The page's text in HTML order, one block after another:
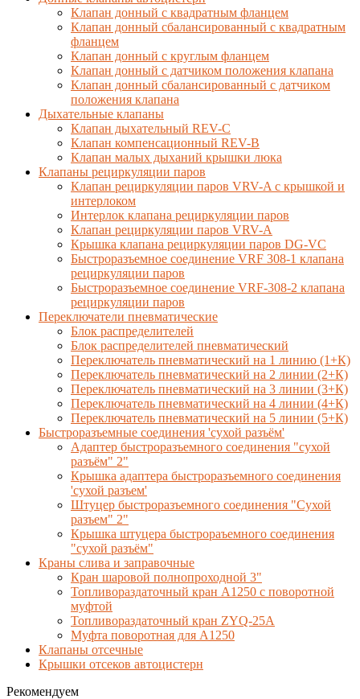
Клапан донный с квадратным фланцем
Клапан донный сбалансированный с квадратным
фланцем
Клапан донный с круглым фланцем
Клапан донный с датчиком положения клапана
Клапан донный сбалансированный с датчиком
положения клапана
Дыхательные клапаны
Клапан дыхательный REV-C
Клапан компенсационный REV-B
Клапан малых дыханий крышки люка
Клапаны рециркуляции паров
Клапан рециркуляции паров VRV-A с крышкой и
интерлоком
Интерлок клапана рециркуляции паров
Клапан рециркуляции паров VRV-A
Крышка клапана рециркуляции паров DG-VC
Быстроразъемное соединение VRF 308-1 клапана
рециркуляции паров
Быстроразъемное соединение VRF-308-2 клапана
рециркуляции паров
Переключатели пневматические
Блок распределителей
Блок распределителей пневматический
Переключатель пневматический на 1 линию (1+К)
Переключатель пневматический на 2 линии (2+К)
Переключатель пневматический на 3 линии (3+К)
Переключатель пневматический на 4 линии (4+К)
Переключатель пневматический на 5 линии (5+К)
Быстроразъемные соединения 'сухой разъём'
Адаптер быстроразъемного соединения "сухой
разъём" 2"
Крышка адаптера быстроразъемного соединения
'сухой разъем'
Штуцер быстроразъемного соединения "Сухой
разъем" 2"
Крышка штуцера быстрораъемного соединения
"сухой разъём"
Краны слива и заправочные
Кран шаровой полнопроходной 3"
Топливораздаточный кран A1250 с поворотной
муфтой
Топливораздаточный кран ZYQ-25A
Муфта поворотная для А1250
Клапаны отсечные
Крышки отсеков автоцистерн
Рекомендуем